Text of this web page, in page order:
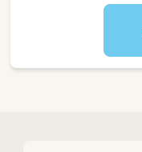
・お昼寝準備